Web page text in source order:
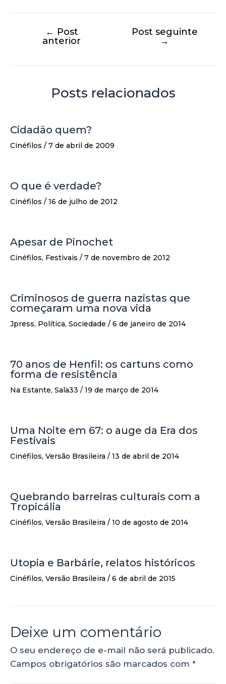
← Post
anterior
Post seguinte
→
Posts relacionados
Cidadão quem?
Cinéfilos / 7 de abril de 2009
O que é verdade?
Cinéfilos / 16 de julho de 2012
Apesar de Pinochet
Cinéfilos, Festivais / 7 de novembro de 2012
Criminosos de guerra nazistas que
começaram uma nova vida
Jpress, Política, Sociedade / 6 de janeiro de 2014
70 anos de Henfil: os cartuns como
forma de resistência
Na Estante, Sala33 / 19 de março de 2014
Uma Noite em 67: o auge da Era dos
Festivais
Cinéfilos, Versão Brasileira / 13 de abril de 2014
Quebrando barreiras culturais com a
Tropicália
Cinéfilos, Versão Brasileira / 10 de agosto de 2014
Utopia e Barbárie, relatos históricos
Cinéfilos, Versão Brasileira / 6 de abril de 2015
Deixe um comentário
O seu endereço de e-mail não será publicado.
Campos obrigatórios são marcados com *